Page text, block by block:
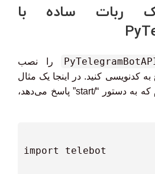
ربات ساده با
را نصب
به کدنویسی کنید. در اینجا یک مثال
ساده از یک ربات تلگرام که به دستور “/start” پاسخ می‌دهد،